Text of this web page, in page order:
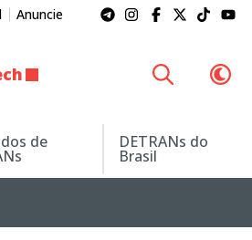
Anuncie
de DETRANs do
Brasil